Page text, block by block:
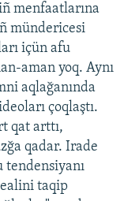
menfaatlarına
mündericesi
içün afu
aman yoq. Aynı
aqlağanında
çoqlaştı.
qat arttı,
qadar. Irade
tendensiyanı
taqip